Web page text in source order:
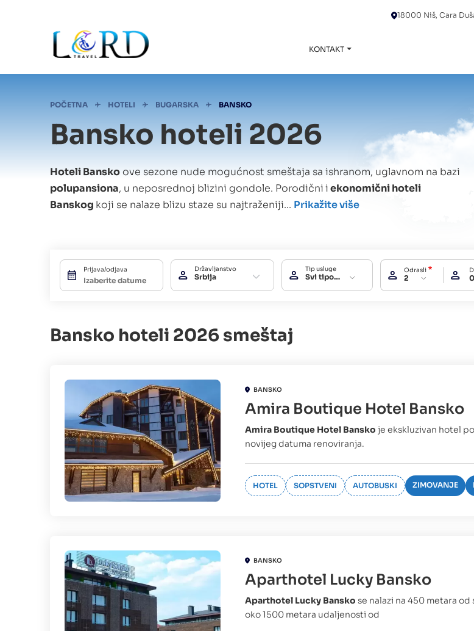
18000 Niš, Cara
KONTAKT
Mrvice
POČETNA HOTELI BUGARSKA BANSKO
Bansko hoteli 2026
Hoteli Banskoove sezone nude mogućnost smeštaja sa ishranom, uglavnom na bazi
polupansiona, u neposrednoj blizini gondole. Porodičniiekonomični hoteli
Banskog koji se nalaze blizu staze su najtraženiji... Prikažite više
Prijava/odjava Državljanstvo
Srbija
Tip usluge
Svi tipovi usluga
Odrasli
2 0
Bansko hoteli 2026 smeštaj
BANSKO
Amira Boutique Hotel Bansko
Amira Boutique Hotel Bansko je ekskluzivan hotel
novijeg datuma renoviranja.
HOTEL SOPSTVENI AUTOBUSKI ZIMOVANJE
BANSKO
Aparthotel Lucky Bansko
Aparthotel Lucky Bansko se nalazi na 450 metara
oko 1500 metara udaljenosti od